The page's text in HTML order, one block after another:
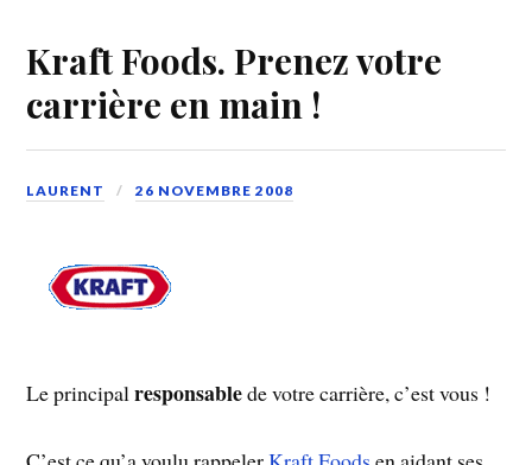
Kraft Foods. Prenez votre
carrière en main !
LAURENT 26 NOVEMBRE 2008
Le principalresponsablede votre carrière, c’est vous !